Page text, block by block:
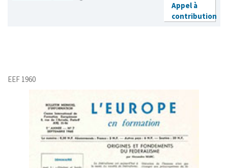
Appel à
contribution
EEF 1960